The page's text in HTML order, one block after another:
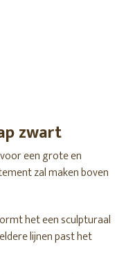
zwart
een grote en
zal maken boven
het een sculpturaal
lijnen past het